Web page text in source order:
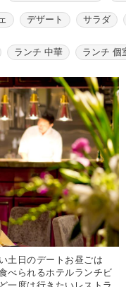
デザート サラダ
ランチ 中華 ランチ 個
土日のデートお昼ごは
べられるホテルランチビ